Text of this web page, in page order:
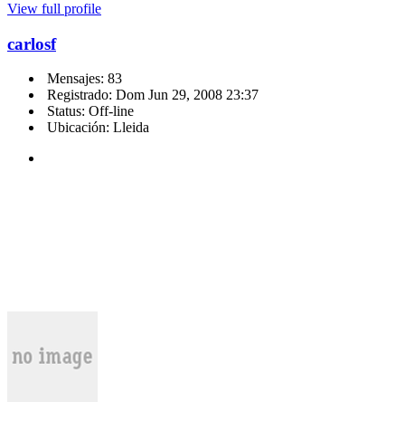
View full profile
carlosf
Mensajes: 83
Registrado: Dom Jun 29, 2008 23:37
Status: Off-line
Ubicación: Lleida